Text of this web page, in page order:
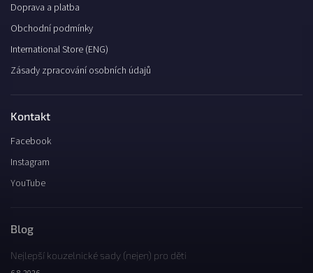
Doprava a platba
Obchodní podmínky
International Store (ENG)
Zásady zpracování osobních údajů
Kontakt
Facebook
Instagram
YouTube
Blog
Nejlepší kouzelnické sady (nejen) pro děti